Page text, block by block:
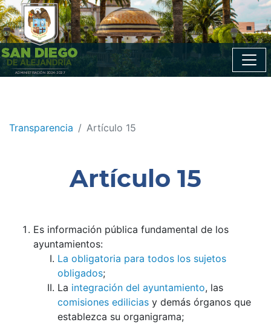
Transparencia Artículo 15
Artículo 15
Es información pública fundamental de los
ayuntamientos:
La obligatoria para todos los sujetos
obligados;
La integración del ayuntamiento, las
comisiones edilicias y demás órganos que
establezca su organigrama;